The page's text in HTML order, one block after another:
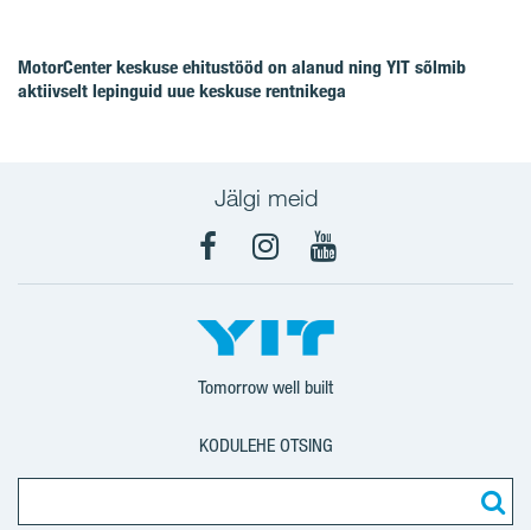
MotorCenter keskuse ehitustööd on alanud ning YIT sõlmib
aktiivselt lepinguid uue keskuse rentnikega
Jälgi meid
FacebookInstagram
YouTube
Tomorrow well built
KODULEHE OTSING